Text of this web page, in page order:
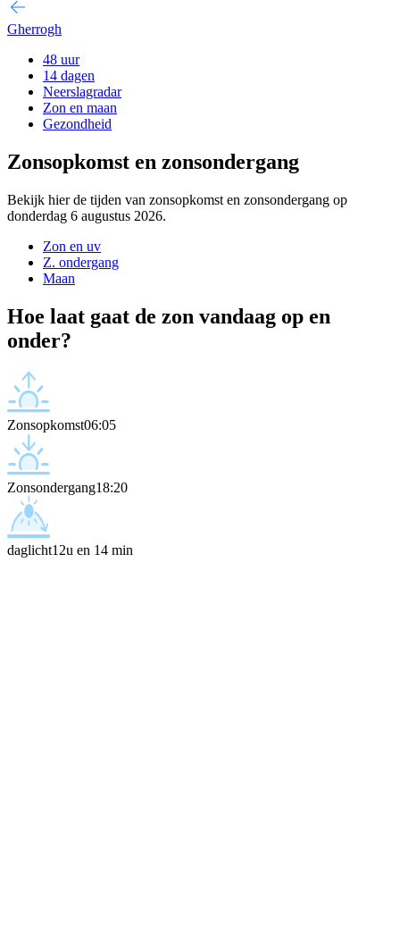
Gherrogh
48 uur
14 dagen
Neerslagradar
Zon en maan
Gezondheid
Zonsopkomst en zonsondergang
Bekijk hier de tijden van zonsopkomst en zonsondergang op
donderdag 6 augustus 2026.
Zon en uv
Z. ondergang
Maan
Hoe laat gaat de zon vandaag op en
onder?
Zonsopkomst06:05
Zonsondergang18:20
daglicht12u en 14 min